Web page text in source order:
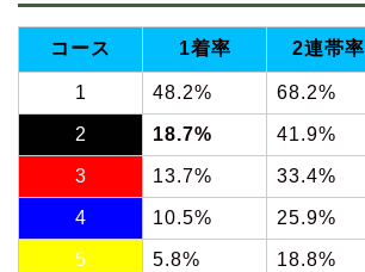
コース 1着率 2連帯率
1 48.2% 68.2%
2 18.7% 41.9%
3 13.7% 33.4%
4 10.5% 25.9%
5 5.8% 18.8%